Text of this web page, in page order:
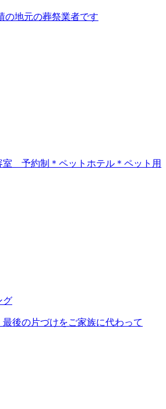
の地元の葬祭業者です
室 予約制＊ペットホテル＊ペット用
グ
後の片づけをご家族に代わって